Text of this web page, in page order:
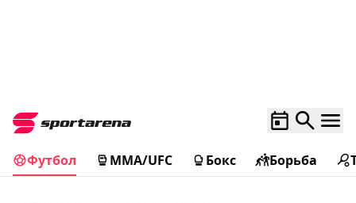
Футбол MMA/UFC Бокс Борьба